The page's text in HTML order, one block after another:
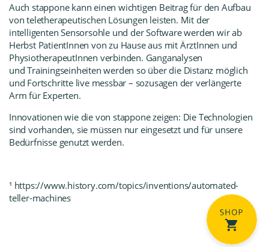
Auch stappone kann einen wichtigen Beitrag für den Aufbau
von teletherapeutischen Lösungen leisten. Mit der
intelligenten Sensorsohle und der Software werden wir ab
Herbst PatientInnen von zu Hause aus mit ÄrztInnen und
PhysiotherapeutInnen verbinden. Ganganalysen
und Trainingseinheiten werden so über die Distanz möglich
und Fortschritte live messbar – sozusagen der verlängerte
Arm für Experten.
Innovationen wie die von stappone zeigen: Die Technologien
sind vorhanden, sie müssen nur eingesetzt und für unsere
Bedürfnisse genutzt werden.
¹ https://www.history.com/topics/inventions/automated-
teller-machines